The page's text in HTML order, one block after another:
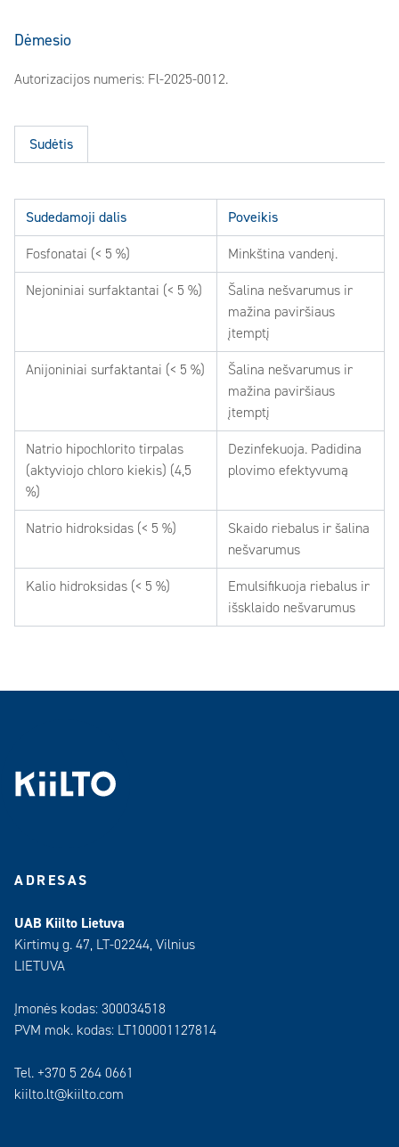
Dėmesio
Autorizacijos numeris: Fl-2025-0012.
Sudėtis
Sudedamoji dalis Poveikis
Fosfonatai (< 5 %) Minkština vandenį.
Nejoniniai surfaktantai (< 5 %)
Šalina nešvarumus ir
mažina paviršiaus
įtemptį
Anijoniniai surfaktantai (< 5 %)
Šalina nešvarumus ir
mažina paviršiaus
įtemptį
Natrio hipochlorito tirpalas
(aktyviojo chloro kiekis) (4,5
%)
Dezinfekuoja. Padidina
plovimo efektyvumą
Natrio hidroksidas (< 5 %)
Skaido riebalus ir šalina
nešvarumus
Kalio hidroksidas (< 5 %)
Emulsifikuoja riebalus ir
išsklaido nešvarumus
ADRESAS
UAB Kiilto Lietuva
Kirtimų g. 47, LT-02244, Vilnius
LIETUVA
Įmonės kodas: 300034518
PVM mok. kodas: LT100001127814
Tel. +370 5 264 0661
kiilto.lt@kiilto.com